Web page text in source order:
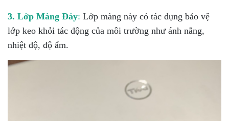
3. Lớp Màng Đáy: Lớp màng này có tác dụng bảo vệ
lớp keo khỏi tác động của môi trường như ánh nắng,
nhiệt độ, độ ẩm.